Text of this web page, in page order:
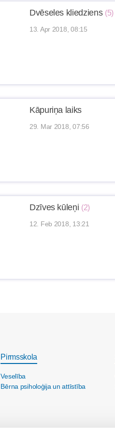
Dvēseles kliedziens (5)
13. Apr 2018, 08:15
Kāpuriņa laiks
29. Mar 2018, 07:56
Dzīves kūleņi (2)
12. Feb 2018, 13:21
Pirmsskola
Veselība
Bērna psiholoģija un attīstība